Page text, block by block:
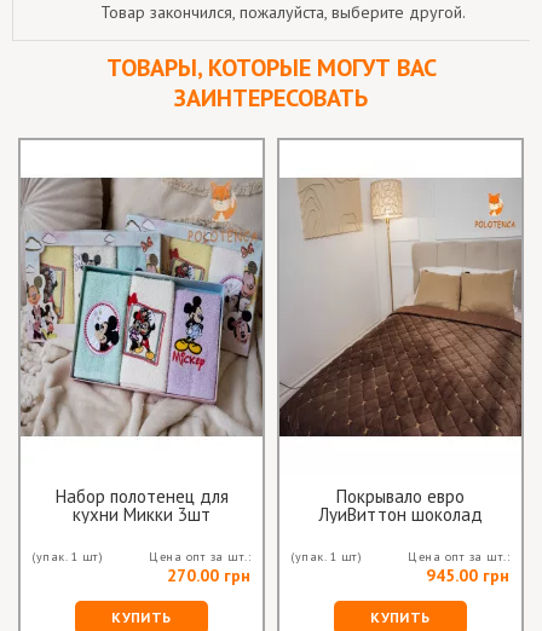
Товар закончился, пожалуйста, выберите другой.
ТОВАРЫ, КОТОРЫЕ МОГУТ ВАС
ЗАИНТЕРЕСОВАТЬ
Набор полотенец для
кухни Микки 3шт
(упак. 1 шт) Цена опт за шт.:
270.00 грн
КУПИТЬ
Покрывало евро
ЛуиВиттон шоколад
(упак. 1 шт) Цена опт за шт.:
945.00 грн
КУПИТЬ